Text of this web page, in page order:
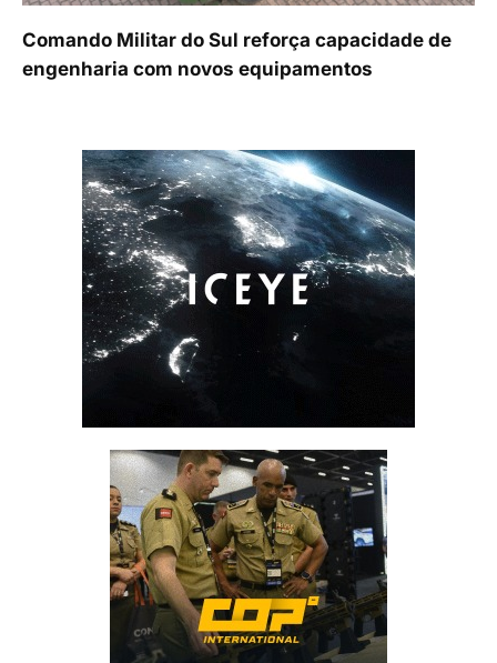
Comando Militar do Sul reforça capacidade de
engenharia com novos equipamentos